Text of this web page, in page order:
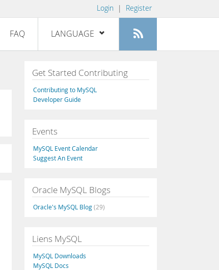
Login | Register
FAQ LANGUAGE
Deutsch
Español
Italiano
日本語
Get Started Contributing
Contributing to MySQL
Developer Guide
Events
MySQL Event Calendar
Suggest An Event
Oracle MySQL Blogs
Oracle's MySQL Blog(29)
Liens MySQL
MySQL Downloads
MySQL Docs